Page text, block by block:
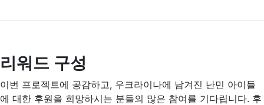
리워드 구성
이번 프로젝트에 공감하고, 우크라이나에 남겨진 난민 아이들
에 대한 후원을 희망하시는 분들의 많은 참여를 기다립니다. 후